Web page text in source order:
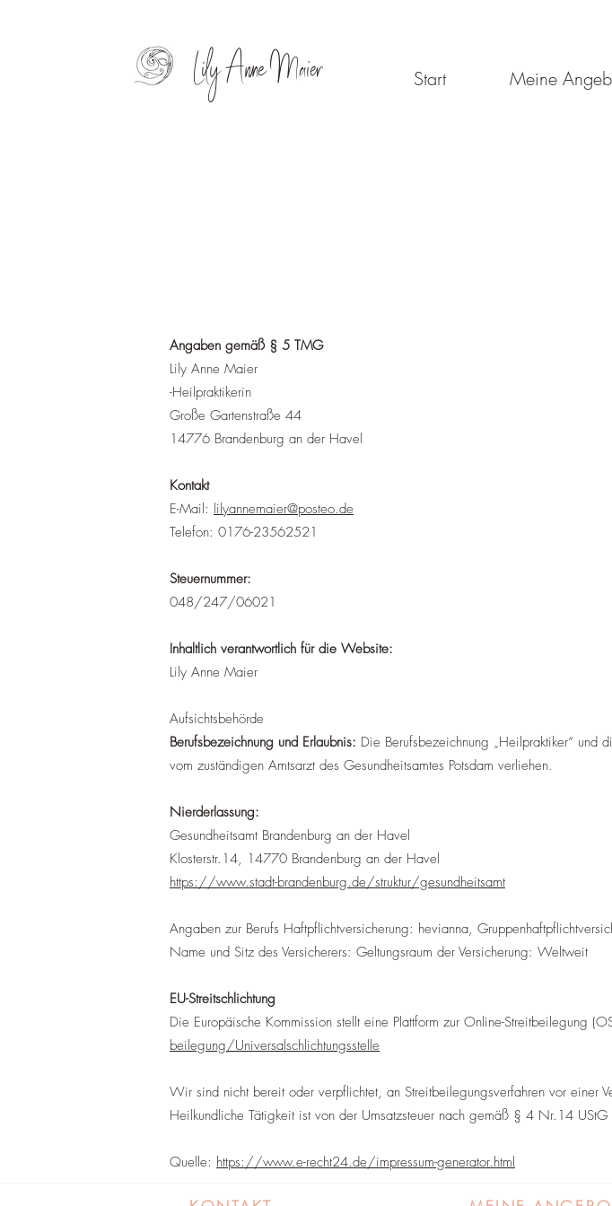
Lily Anne Maier Start Meine
Angaben gemäß § 5 TMG
Lily Anne Maier
-Heilpraktikerin
Große Gartenstraße 44
14776 Brandenburg an der Havel
Kontakt
E-Mail: lilyannemaier@posteo.de
Telefon: 0176-23562521
Steuernummer:
048/247/06021
Inhaltlich verantwortlich für die Website:
Lily Anne Maier
Aufsichtsbehörde
Berufsbezeichnung und Erlaubnis: Die Berufsbezeichnung „Heilpraktiker“ und
vom zuständigen Amtsarzt des Gesundheitsamtes Potsdam verliehen.
Nierderlassung:
Gesundheitsamt Brandenburg an der Havel
Klosterstr.14, 14770 Brandenburg an der Havel
https://www.stadt-brandenburg.de/struktur/gesundheitsamt
Angaben zur Berufs Haftpflichtversicherung: hevianna,
Name und Sitz des Versicherers: Geltungsraum der Versicherung: Weltweit
EU-Streitschlichtung
Die Europäische Kommission stellt eine Plattform zur Online-Streitbeilegung
beilegung/Universal­schlichtungs­stelle
Wir sind nicht bereit oder verpflichtet, an Streitbeilegungsverfahren vor einer
Heilkundliche Tätigkeit ist von der Umsatzsteuer nach gemäß § 4 Nr.14 UStG
Quelle: https://www.e-recht24.de/impressum-generator.html